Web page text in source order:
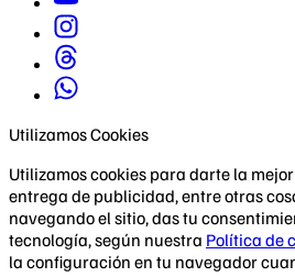
Utilizamos Cookies
Utilizamos cookies para darte la
entrega de publicidad, entre otras
navegando el sitio, das tu
tecnología, según nuestra Política de
la configuración en tu navegador